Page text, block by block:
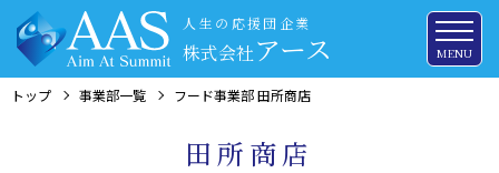
人生の応援団企業
株式会社アース MENU
トップ 事業部一覧 フード事業部 田所商店
田所商店